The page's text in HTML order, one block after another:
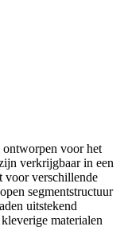
ontworpen voor het
verkrijgbaar in een
voor verschillende
segmentstructuur
uitstekend
materialen